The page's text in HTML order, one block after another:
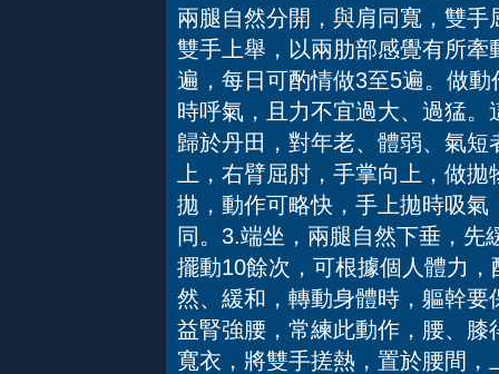
兩腿自然分開，與肩同寬，雙
雙手上舉，以兩肋部感覺有所
遍，每日可酌情做3至5遍。做
時呼氣，且力不宜過大、過猛
歸於丹田，對年老、體弱、氣
上，右臂屈肘，手掌向上，做
拋，動作可略快，手上拋時吸
同。3.端坐，兩腿自然下垂，先
擺動10餘次，可根據個人體力
然、緩和，轉動身體時，軀幹
益腎強腰，常練此動作，腰、
寬衣，將雙手搓熱，置於腰間